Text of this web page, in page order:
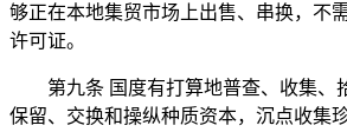
够正在本地集贸市场上出售、串换，不
许可证。
第九条 国度有打算地普查、收集、拾
保留、交换和操纵种质资本，沉点收集